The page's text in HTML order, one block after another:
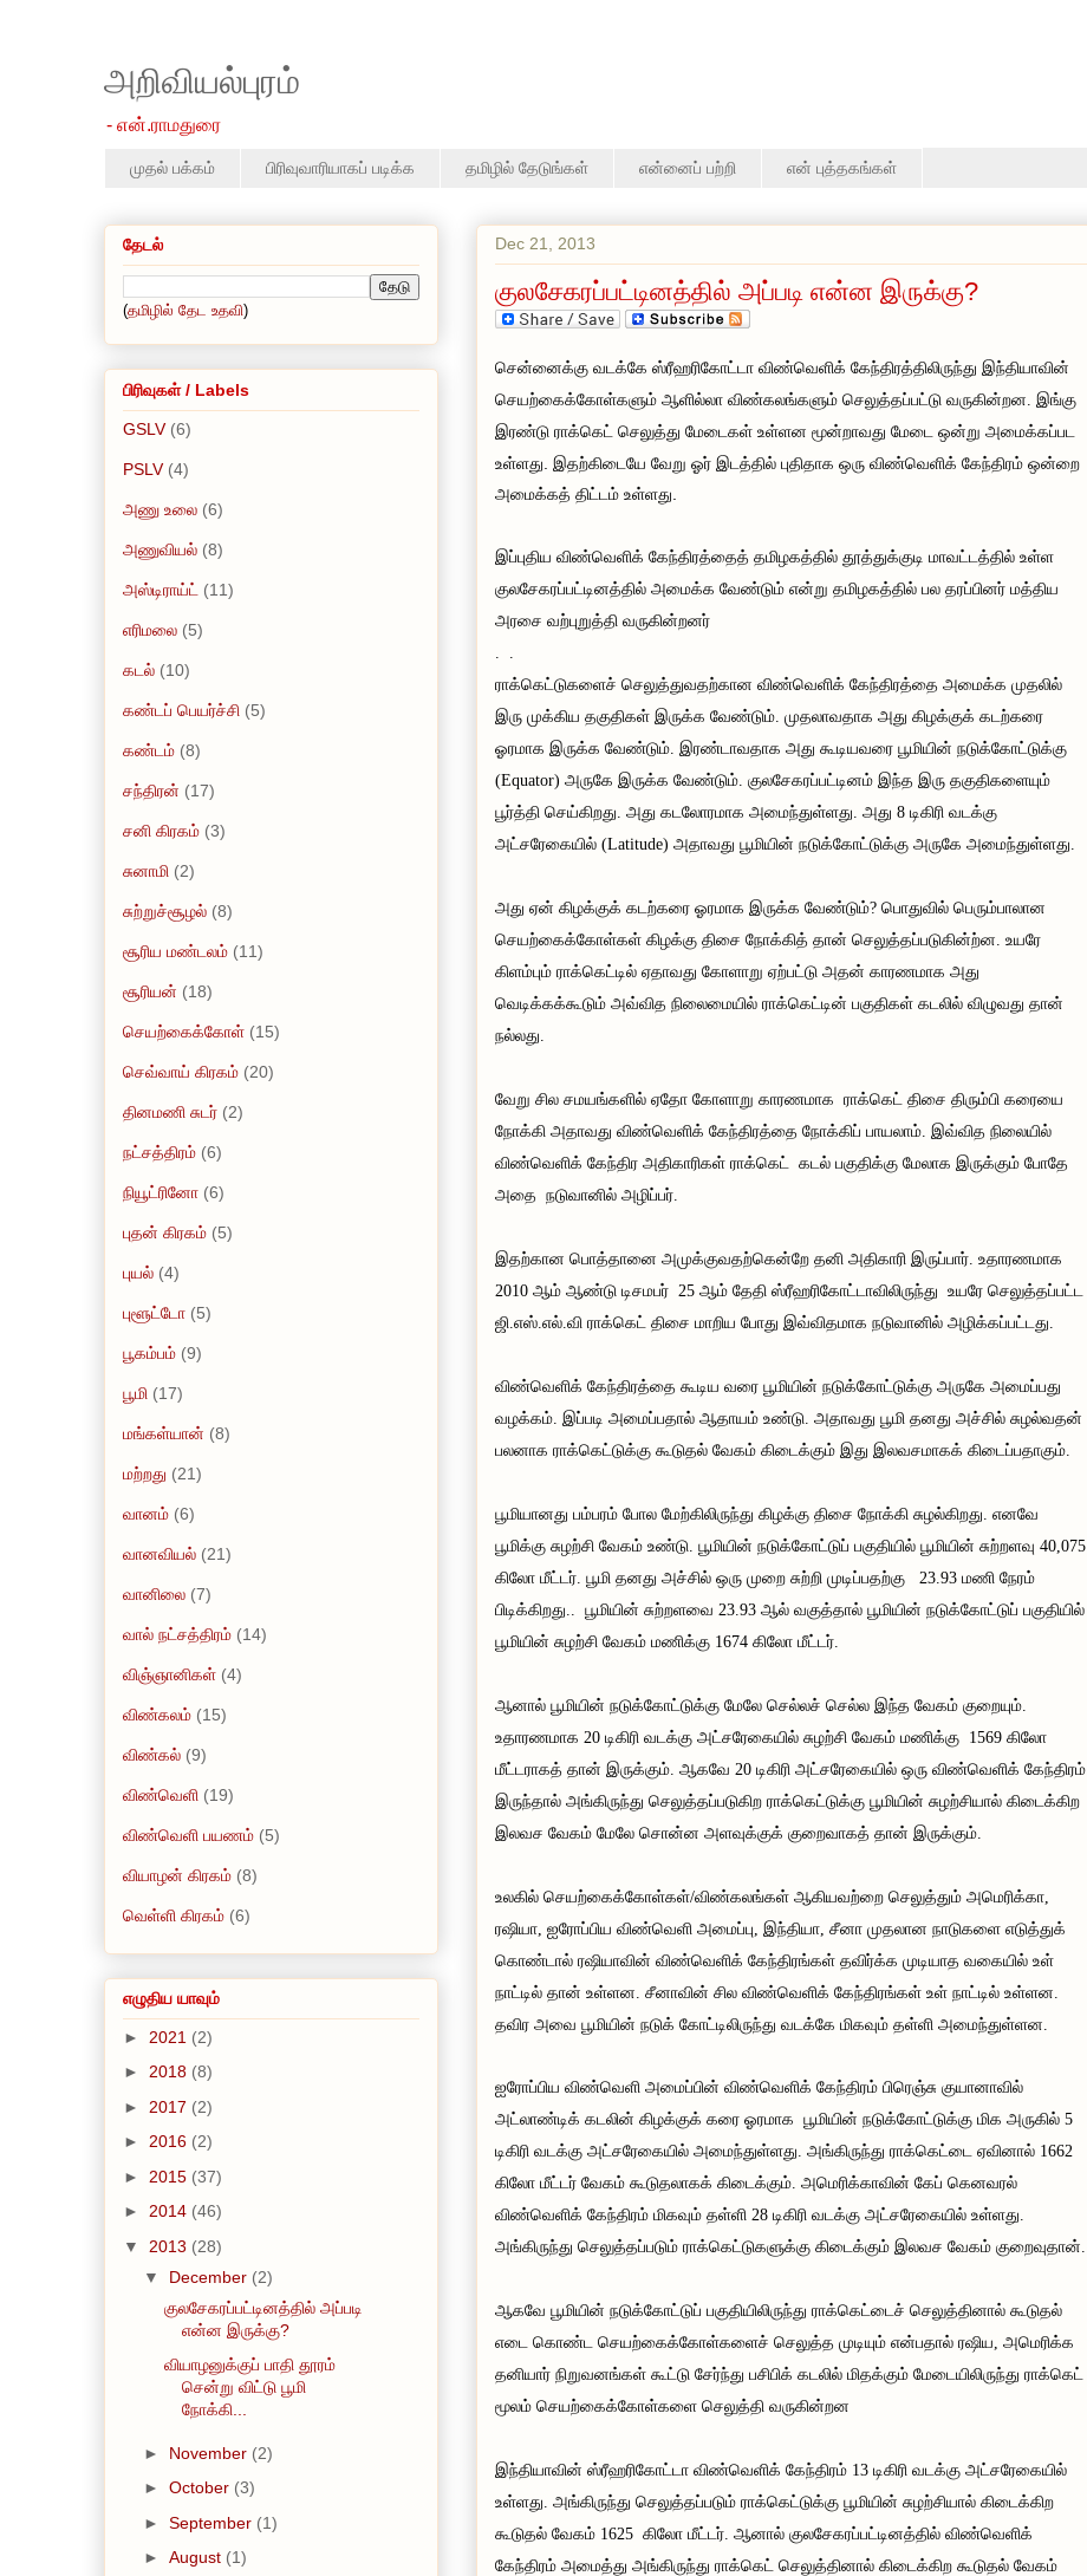
அறிவியல்புரம்
- என்.ராமதுரை
முதல் பக்கம் பிரிவுவாரியாகப் படிக்க தமிழில் தேடுங்கள் என்னைப் பற்றி என் புத்தகங்கள்
Dec 21, 2013
குலசேகரப்பட்டினத்தில் அப்படி என்ன இருக்கு?
சென்னைக்கு வடக்கே ஸ்ரீஹரிகோட்டா விண்வெளிக் கேந்திரத்திலிருந்து இந்தியாவின்
செயற்கைக்கோள்களும் ஆளில்லா விண்கலங்களும் செலுத்தப்பட்டு வருகின்றன. இங்கு
இரண்டு ராக்கெட் செலுத்து மேடைகள் உள்ளன மூன்றாவது மேடை ஒன்று அமைக்கப்பட
உள்ளது. இதற்கிடையே வேறு ஓர் இடத்தில் புதிதாக ஒரு விண்வெளிக் கேந்திரம் ஒன்றை
அமைக்கத் திட்டம் உள்ளது.
இப்புதிய விண்வெளிக் கேந்திரத்தைத் தமிழகத்தில் தூத்துக்குடி மாவட்டத்தில் உள்ள
குலசேகரப்பட்டினத்தில் அமைக்க வேண்டும் என்று தமிழகத்தில் பல தரப்பினர் மத்திய
அரசை வற்புறுத்தி வருகின்றனர்
ராக்கெட்டுகளைச் செலுத்துவதற்கான விண்வெளிக் கேந்திரத்தை அமைக்க முதலில்
இரு முக்கிய தகுதிகள் இருக்க வேண்டும். முதலாவதாக அது கிழக்குக் கடற்கரை
ஓரமாக இருக்க வேண்டும். இரண்டாவதாக அது கூடியவரை பூமியின் நடுக்கோட்டுக்கு
(Equator) அருகே இருக்க வேண்டும். குலசேகரப்பட்டினம் இந்த இரு தகுதிகளையும்
பூர்த்தி செய்கிறது. அது கடலோரமாக அமைந்துள்ளது. அது 8 டிகிரி வடக்கு
அட்சரேகையில் (Latitude) அதாவது பூமியின் நடுக்கோட்டுக்கு அருகே அமைந்துள்ளது.
அது ஏன் கிழக்குக் கடற்கரை ஓரமாக இருக்க வேண்டும்? பொதுவில் பெரும்பாலான
செயற்கைக்கோள்கள் கிழக்கு திசை நோக்கித் தான் செலுத்தப்படுகின்ற்ன. உயரே
கிளம்பும் ராக்கெட்டில் ஏதாவது கோளாறு ஏற்பட்டு அதன் காரணமாக அது
வெடிக்கக்கூடும் அவ்வித நிலைமையில் ராக்கெட்டின் பகுதிகள் கடலில் விழுவது தான்
நல்லது.
வேறு சில சமயங்களில் ஏதோ கோளாறு காரணமாக ராக்கெட் திசை திரும்பி கரையை
நோக்கி அதாவது விண்வெளிக் கேந்திரத்தை நோக்கிப் பாயலாம். இவ்வித நிலையில்
விண்வெளிக் கேந்திர அதிகாரிகள் ராக்கெட் கடல் பகுதிக்கு மேலாக இருக்கும் போதே
அதை நடுவானில் அழிப்பர்.
இதற்கான பொத்தானை அமுக்குவதற்கென்றே தனி அதிகாரி இருப்பார். உதாரணமாக
2010 ஆம் ஆண்டு டிசமபர் 25 ஆம் தேதி ஸ்ரீஹரிகோட்டாவிலிருந்து உயரே செலுத்தப்பட்ட
ஜி.எஸ்.எல்.வி ராக்கெட் திசை மாறிய போது இவ்விதமாக நடுவானில் அழிக்கப்பட்டது.
விண்வெளிக் கேந்திரத்தை கூடிய வரை பூமியின் நடுக்கோட்டுக்கு அருகே அமைப்பது
வழக்கம். இப்படி அமைப்பதால் ஆதாயம் உண்டு. அதாவது பூமி தனது அச்சில் சுழல்வதன்
பலனாக ராக்கெட்டுக்கு கூடுதல் வேகம் கிடைக்கும் இது இலவசமாகக் கிடைப்பதாகும்.
பூமியானது பம்பரம் போல மேற்கிலிருந்து கிழக்கு திசை நோக்கி சுழல்கிறது. எனவே
பூமிக்கு சுழற்சி வேகம் உண்டு. பூமியின் நடுக்கோட்டுப் பகுதியில் பூமியின் சுற்றளவு 40,075
கிலோ மீட்டர். பூமி தனது அச்சில் ஒரு முறை சுற்றி முடிப்பதற்கு 23.93 மணி நேரம்
பிடிக்கிறது.. பூமியின் சுற்றளவை 23.93 ஆல் வகுத்தால் பூமியின் நடுக்கோட்டுப் பகுதியில்
பூமியின் சுழற்சி வேகம் மணிக்கு 1674 கிலோ மீட்டர்.
ஆனால் பூமியின் நடுக்கோட்டுக்கு மேலே செல்லச் செல்ல இந்த வேகம் குறையும்.
உதாரணமாக 20 டிகிரி வடக்கு அட்சரேகையில் சுழற்சி வேகம் மணிக்கு 1569 கிலோ
மீட்டராகத் தான் இருக்கும். ஆகவே 20 டிகிரி அட்சரேகையில் ஒரு விண்வெளிக் கேந்திரம்
இருந்தால் அங்கிருந்து செலுத்தப்படுகிற ராக்கெட்டுக்கு பூமியின் சுழற்சியால் கிடைக்கிற
இலவச வேகம் மேலே சொன்ன அளவுக்குக் குறைவாகத் தான் இருக்கும்.
உலகில் செயற்கைக்கோள்கள்/விண்கலங்கள் ஆகியவற்றை செலுத்தும் அமெரிக்கா,
ரஷியா, ஐரோப்பிய விண்வெளி அமைப்பு, இந்தியா, சீனா முதலான நாடுகளை எடுத்துக்
கொண்டால் ரஷியாவின் விண்வெளிக் கேந்திரங்கள் தவிர்க்க முடியாத வகையில் உள்
நாட்டில் தான் உள்ளன. சீனாவின் சில விண்வெளிக் கேந்திரங்கள் உள் நாட்டில் உள்ளன.
தவிர அவை பூமியின் நடுக் கோட்டிலிருந்து வடக்கே மிகவும் தள்ளி அமைந்துள்ளன.
ஐரோப்பிய விண்வெளி அமைப்பின் விண்வெளிக் கேந்திரம் பிரெஞ்சு குயானாவில்
அட்லாண்டிக் கடலின் கிழக்குக் கரை ஓரமாக பூமியின் நடுக்கோட்டுக்கு மிக அருகில் 5
டிகிரி வடக்கு அட்சரேகையில் அமைந்துள்ளது. அங்கிருந்து ராக்கெட்டை ஏவினால் 1662
கிலோ மீட்டர் வேகம் கூடுதலாகக் கிடைக்கும். அமெரிக்காவின் கேப் கெனவரல்
விண்வெளிக் கேந்திரம் மிகவும் தள்ளி 28 டிகிரி வடக்கு அட்சரேகையில் உள்ளது.
அங்கிருந்து செலுத்தப்படும் ராக்கெட்டுகளுக்கு கிடைக்கும் இலவச வேகம் குறைவுதான்.
ஆகவே பூமியின் நடுக்கோட்டுப் பகுதியிலிருந்து ராக்கெட்டைச் செலுத்தினால் கூடுதல்
எடை கொண்ட செயற்கைக்கோள்களைச் செலுத்த முடியும் என்பதால் ரஷிய, அமெரிக்க
தனியார் நிறுவனங்கள் கூட்டு சேர்ந்து பசிபிக் கடலில் மிதக்கும் மேடையிலிருந்து ராக்கெட்
மூலம் செயற்கைக்கோள்களை செலுத்தி வருகின்றன
இந்தியாவின் ஸ்ரீஹரிகோட்டா விண்வெளிக் கேந்திரம் 13 டிகிரி வடக்கு அட்சரேகையில்
உள்ளது. அங்கிருந்து செலுத்தப்படும் ராக்கெட்டுக்கு பூமியின் சுழற்சியால் கிடைக்கிற
கூடுதல் வேகம் 1625 கிலோ மீட்டர். ஆனால் குலசேகரப்பட்டினத்தில் விண்வெளிக்
கேந்திரம் அமைத்து அங்கிருந்து ராக்கெட் செலுத்தினால் கிடைக்கிற கூடுதல் வேகம்
தேடல்
(தமிழில் தேட உதவி)
பிரிவுகள் / Labels
GSLV (6)
PSLV (4)
அணு உலை (6)
அணுவியல் (8)
அஸ்டிராய்ட் (11)
எரிமலை (5)
கடல் (10)
கண்டப் பெயர்ச்சி (5)
கண்டம் (8)
சந்திரன் (17)
சனி கிரகம் (3)
சுனாமி (2)
சுற்றுச்சூழல் (8)
சூரிய மண்டலம் (11)
சூரியன் (18)
செயற்கைக்கோள் (15)
செவ்வாய் கிரகம் (20)
தினமணி சுடர் (2)
நட்சத்திரம் (6)
நியூட்ரினோ (6)
புதன் கிரகம் (5)
புயல் (4)
புளூட்டோ (5)
பூகம்பம் (9)
பூமி (17)
மங்கள்யான் (8)
மற்றது (21)
வானம் (6)
வானவியல் (21)
வானிலை (7)
வால் நட்சத்திரம் (14)
விஞ்ஞானிகள் (4)
விண்கலம் (15)
விண்கல் (9)
விண்வெளி (19)
விண்வெளி பயணம் (5)
வியாழன் கிரகம் (8)
வெள்ளி கிரகம் (6)
எழுதிய யாவும்
► 2021 (2)
► 2018 (8)
► 2017 (2)
► 2016 (2)
► 2015 (37)
► 2014 (46)
▼ 2013 (28)
▼ December (2)
குலசேகரப்பட்டினத்தில் அப்படி
என்ன இருக்கு?
வியாழனுக்குப் பாதி தூரம்
சென்று விட்டு பூமி
நோக்கி...
► November (2)
► October (3)
► September (1)
► August (1)